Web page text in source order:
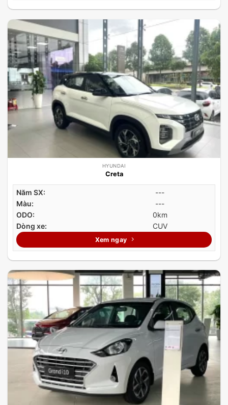
HYUNDAI
Creta
Năm SX:
---
Màu:
---
ODO:
0km
Dòng xe:
CUV
Xem ngay